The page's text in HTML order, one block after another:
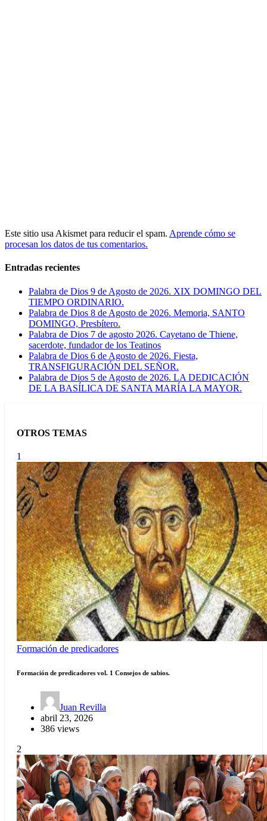
Este sitio usa Akismet para reducir el spam. Aprende cómo se
procesan los datos de tus comentarios.
Entradas recientes
Palabra de Dios 9 de Agosto de 2026. XIX DOMINGO DEL
TIEMPO ORDINARIO.
Palabra de Dios 8 de Agosto de 2026. Memoria, SANTO
DOMINGO, Presbítero.
Palabra de Dios 7 de agosto 2026. Cayetano de Thiene,
sacerdote, fundador de los Teatinos
Palabra de Dios 6 de Agosto de 2026. Fiesta,
TRANSFIGURACIÓN DEL SEÑOR.
Palabra de Dios 5 de Agosto de 2026. LA DEDICACIÓN
DE LA BASÍLICA DE SANTA MARÍA LA MAYOR.
OTROS TEMAS
1
Formación de predicadores
Formación de predicadores vol. 1 Consejos de sabios.
Juan Revilla
abril 23, 2026
386 views
2